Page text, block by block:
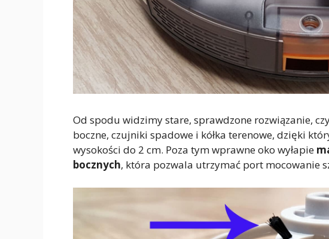
Od spodu widzimy stare, sprawdzone rozwiązanie,
boczne, czujniki spadowe i kółka terenowe, dzięki
wysokości do 2 cm. Poza tym wprawne oko wyłapie
bocznych, która pozwala utrzymać port mocowanie